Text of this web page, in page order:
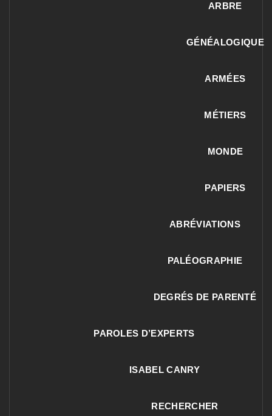
ARBRE
GÉNÉALOGIQUE
ARMÉES
MÉTIERS
MONDE
PAPIERS
ABRÉVIATIONS
PALÉOGRAPHIE
DEGRÉS DE PARENTÉ
PAROLES D’EXPERTS
ISABEL CANRY
RECHERCHER